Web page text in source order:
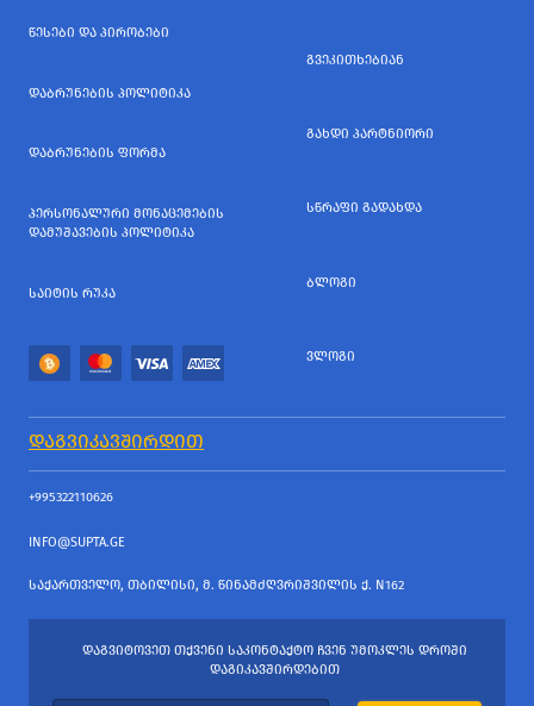
ᲬᲔᲡᲔᲑᲘ ᲓᲐ ᲞᲘᲠᲝᲑᲔᲑᲘ
ᲓᲐᲑᲠᲣᲜᲔᲑᲘᲡ ᲞᲝᲚᲘᲢᲘᲙᲐ
ᲓᲐᲑᲠᲣᲜᲔᲑᲘᲡ ᲤᲝᲠᲛᲐ
ᲞᲔᲠᲡᲝᲜᲐᲚᲣᲠᲘ ᲛᲝᲜᲐᲪᲔᲛᲔᲑᲘᲡ
ᲓᲐᲛᲣᲨᲐᲕᲔᲑᲘᲡ ᲞᲝᲚᲘᲢᲘᲙᲐ
ᲡᲐᲘᲢᲘᲡ ᲠᲣᲙᲐ
ᲒᲕᲔᲙᲘᲗᲮᲔᲑᲘᲐᲜ
ᲒᲐᲮᲓᲘ ᲞᲐᲠᲢᲜᲘᲝᲠᲘ
ᲡᲬᲠᲐᲤᲘ ᲒᲐᲓᲐᲮᲓᲐ
ᲑᲚᲝᲒᲘ
ᲕᲚᲝᲒᲘ
ᲓᲐᲒᲕᲘᲙᲐᲕᲨᲘᲠᲓᲘᲗ
+995322110626
INFO@SUPTA.GE
ᲡᲐᲥᲐᲠᲗᲕᲔᲚᲝ, ᲗᲑᲘᲚᲘᲡᲘ, Მ. ᲬᲘᲜᲐᲛᲫᲦᲕᲠᲘᲨᲕᲘᲚᲘᲡ Ქ. N162
ᲓᲐᲒᲕᲘᲢᲝᲕᲔᲗ ᲗᲥᲕᲔᲜᲘ ᲡᲐᲙᲝᲜᲢᲐᲥᲢᲝ ᲩᲕᲔᲜ ᲣᲛᲝᲙᲚᲔᲡ ᲓᲠᲝᲨᲘ
ᲓᲐᲒᲘᲙᲐᲕᲨᲘᲠᲓᲔᲑᲘᲗ